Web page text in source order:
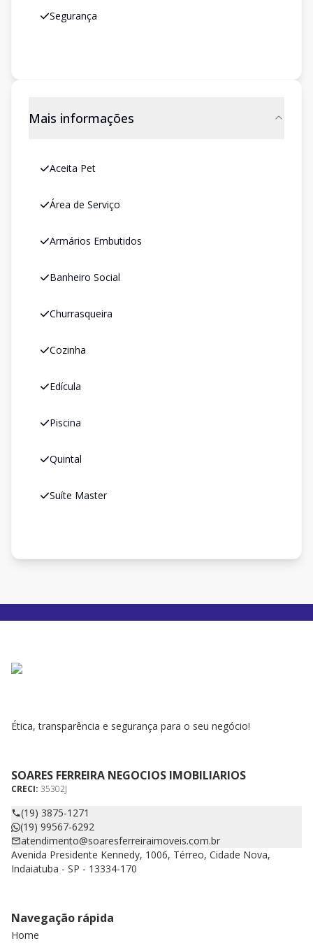
Segurança
Mais informações
Aceita Pet
Área de Serviço
Armários Embutidos
Banheiro Social
Churrasqueira
Cozinha
Edícula
Piscina
Quintal
Suíte Master
Ética, transparência e segurança para o seu negócio!
SOARES FERREIRA NEGOCIOS IMOBILIARIOS
CRECI: 35302J
(19) 3875-1271
(19) 99567-6292
atendimento@soaresferreiraimoveis.com.br
Avenida Presidente Kennedy, 1006, Térreo, Cidade Nova,
Indaiatuba - SP - 13334-170
Navegação rápida
Home